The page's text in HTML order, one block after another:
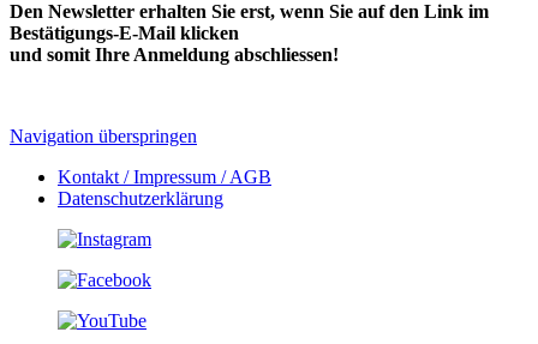
Den Newsletter erhalten Sie erst, wenn Sie auf den Link im
Bestätigungs-E-Mail klicken
und somit Ihre Anmeldung abschliessen!
Navigation überspringen
Kontakt / Impressum / AGB
Datenschutzerklärung